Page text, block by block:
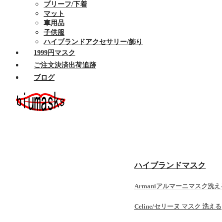
ブリーフ/下着
マット
車用品
子供服
ハイブランドアクセサリー/飾り
1999円マスク
ご注文決済出荷追跡
ブログ
ハイブランドマスク
Armaniアルマーニマスク洗え
Celine/セリーヌ マスク 洗える